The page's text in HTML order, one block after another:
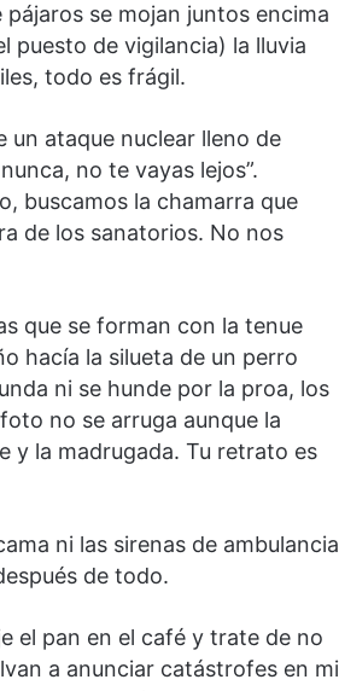
se mojan juntos encima
puesto de vigilancia) la lluvia
todo es frágil.
un ataque nuclear lleno de
no te vayas lejos”.
buscamos la chamarra que
de los sanatorios. No nos
que se forman con la tenue
hacía la silueta de un perro
ni se hunde por la proa, los
no se arruga aunque la
y la madrugada. Tu retrato es
ni las sirenas de ambulancia
de todo.
el pan en el café y trate de no
a anunciar catástrofes en mi